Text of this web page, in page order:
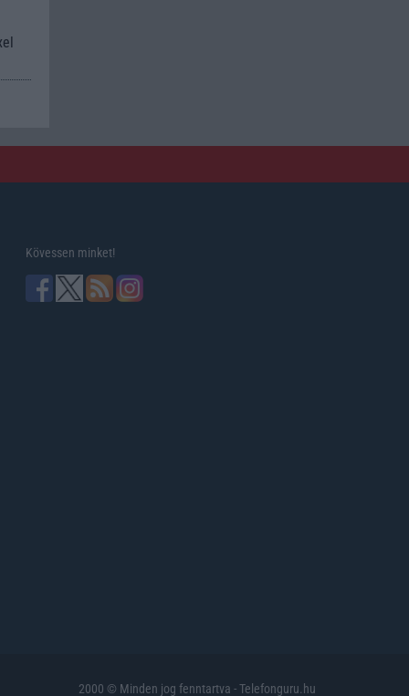
Kövessen minket!
2000 © Minden jog fenntartva - Telefonguru.hu